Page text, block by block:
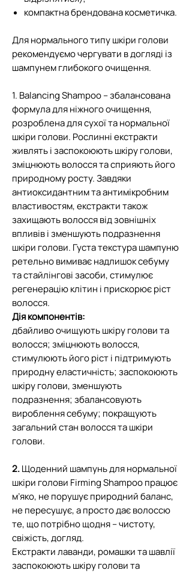
компактна брендована косметичка.
Для нормального типу шкіри голови
рекомендуємо чергувати в догляді із
шампунем глибокого очищення.
1. Balancing Shampoo – збалансована
формула для ніжного очищення,
розроблена для сухої та нормальної
шкіри голови. Рослинні екстракти
живлять і заспокоюють шкіру голови,
зміцнюють волосся та сприяють його
природному росту. Завдяки
антиоксидантним та антимікробним
властивостям, екстракти також
захищають волосся від зовнішніх
впливів і зменшують подразнення
шкіри голови. Густа текстура шампуню
ретельно вимиває надлишок себуму
та стайлінгові засоби, стимулює
регенерацію клітин і прискорює ріст
волосся.
Дія компонентів:
дбайливо очищують шкіру голови та
волосся; зміцнюють волосся,
стимулюють його ріст і підтримують
природну еластичність; заспокоюють
шкіру голови, зменшують
подразнення; збалансовують
вироблення себуму; покращують
загальний стан волосся та шкіри
голови.
2.Щоденний шампунь для нормальної
шкіри голови Firming Shampoo працює
м’яко, не порушує природний баланс,
не пересушує, а просто дає волоссю
те, що потрібно щодня – чистоту,
свіжість, догляд.
Екстракти лаванди, ромашки та шавлії
заспокоюють шкіру голови та